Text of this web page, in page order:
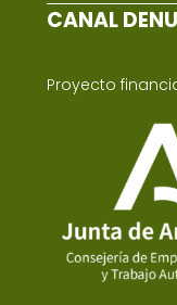
CANAL
Proyecto